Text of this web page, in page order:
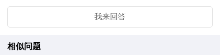
我来回答
相似问题